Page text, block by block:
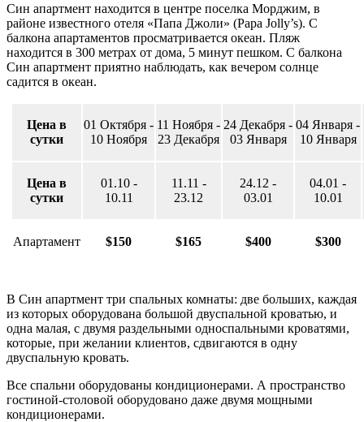
Син апартмент находится в центре поселка Морджим, в
районе известного отеля «Папа Джоли» (Papa Jolly’s). С
балкона апартаментов просматривается океан. Пляж
находится в 300 метрах от дома, 5 минут пешком. С балкона
Син апартмент приятно наблюдать, как вечером солнце
садится в океан.
Цена в
сутки
01 Октября -
10 Ноября
11 Ноября -
23 Декабря
24 Декабря -
03 Января
04 Января -
10 Января
Цена в
сутки
01.10 -
10.11
11.11 -
23.12
24.12 -
03.01
04.01 -
10.01
Апартамент $150 $165 $400 $300
В Син апартмент три спальных комнаты: две больших, каждая
из которых оборудована большой двуспальной кроватью, и
одна малая, с двумя раздельными односпальными кроватями,
которые, при желании клиентов, сдвигаются в одну
двуспальную кровать.
Все спальни оборудованы кондиционерами. А пространство
гостиной-столовой оборудовано даже двумя мощными
кондиционерами.